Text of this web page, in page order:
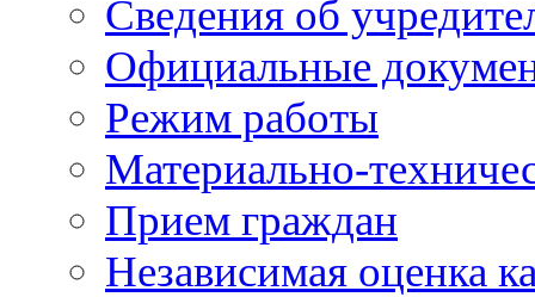
Сведения об
Официальные
Режим работы
Материально-
Прием граждан
Независимая оценка